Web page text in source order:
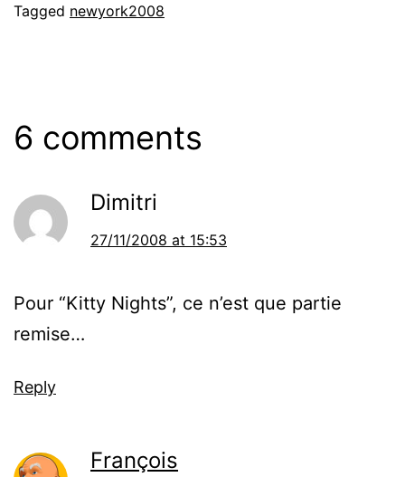
Tagged newyork2008
6 comments
Dimitri
27/11/2008 at 15:53
Pour “Kitty Nights”, ce n’est que partie
remise…
Reply
François